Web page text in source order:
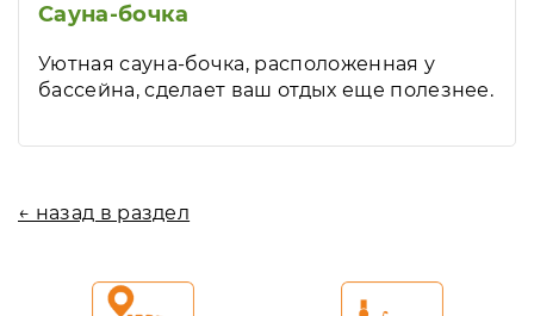
Сауна-бочка
Уютная сауна-бочка, расположенная у
бассейна, сделает ваш отдых еще полезнее.
← назад в раздел